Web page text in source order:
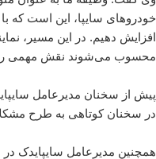
خودروهای سایپا، این است که با
افزایش دهیم. در این مسیر،
محسوب می‌شوند نقش مهمی را
پیش از سخنان مدیرعامل
در سخنان کوتاهی به طرح
همچنین مدیرعامل سایپایدک